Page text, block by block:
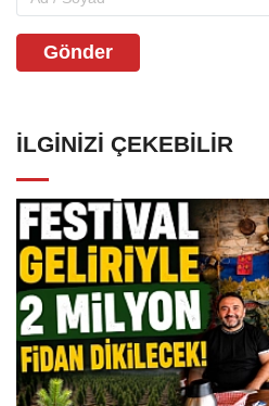
Gönder
İLGINIZI ÇEKEBILIR